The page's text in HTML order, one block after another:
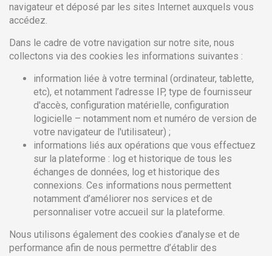
navigateur et déposé par les sites Internet auxquels vous
accédez.
Dans le cadre de votre navigation sur notre site, nous
collectons via des cookies les informations suivantes :
information liée à votre terminal (ordinateur, tablette,
etc), et notamment l’adresse IP, type de fournisseur
d'accès, configuration matérielle, configuration
logicielle – notamment nom et numéro de version de
votre navigateur de l'utilisateur) ;
informations liés aux opérations que vous effectuez
sur la plateforme : log et historique de tous les
échanges de données, log et historique des
connexions. Ces informations nous permettent
notamment d’améliorer nos services et de
personnaliser votre accueil sur la plateforme.
Nous utilisons également des cookies d’analyse et de
performance afin de nous permettre d’établir des